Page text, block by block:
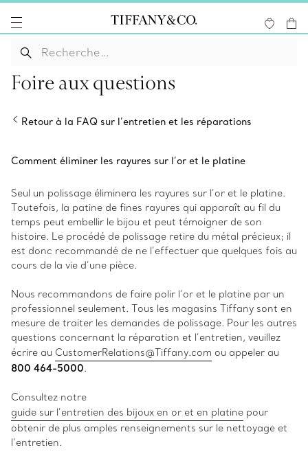
Foire aux questions
Retour à la FAQ sur l’entretien et les réparations
Comment éliminer les rayures sur l’or et le platine
Seul un polissage éliminera les rayures sur l’or et le platine.
Toutefois, la patine de fines rayures qui apparaît au fil du
temps peut embellir le bijou et peut témoigner de son
histoire. Le procédé de polissage retire du métal précieux; il
est donc recommandé de ne l’effectuer que quelques fois au
cours de la vie d’une pièce.
Nous recommandons de faire polir l’or et le platine par un
professionnel seulement. Tous les magasins Tiffany sont en
mesure de traiter les demandes de polissage. Pour les autres
questions concernant la réparation et l’entretien, veuillez
écrire au CustomerRelations@Tiffany.com ou appeler au
800 464-5000.
Consultez notre
guide sur l’entretien des bijoux en or et en platine pour
obtenir de plus amples renseignements sur le nettoyage et
l’entretien.